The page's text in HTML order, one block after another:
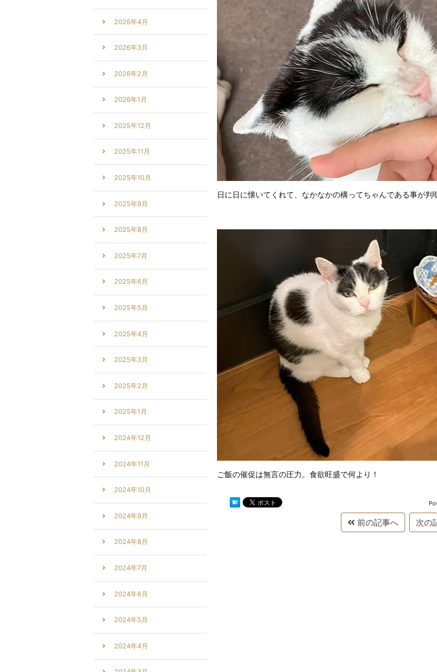
日に日に懐いてくれて、なかなかの構ってちゃんである事が判
ご飯の催促は無言の圧力。食欲旺盛で何より！
前の記事へ 次の
2026年4月
2026年3月
2026年2月
2026年1月
2025年12月
2025年11月
2025年10月
2025年9月
2025年8月
2025年7月
2025年6月
2025年5月
2025年4月
2025年3月
2025年2月
2025年1月
2024年12月
2024年11月
2024年10月
2024年9月
2024年8月
2024年7月
2024年6月
2024年5月
2024年4月